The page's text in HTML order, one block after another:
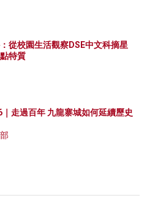
從校園生活觀察DSE中文科摘星
特質
走過百年 九龍寨城如何延續歷史